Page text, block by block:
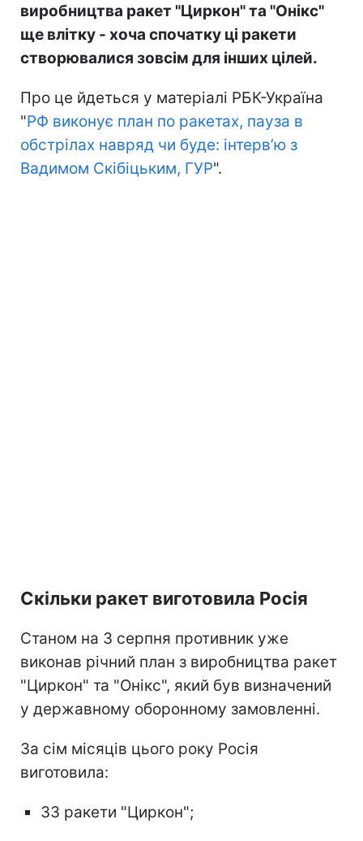
виробництва ракет "Циркон" та "Онікс"
ще влітку - хоча спочатку ці ракети
створювалися зовсім для інших цілей.
Про це йдеться у матеріалі РБК-Україна
"РФ виконує план по ракетах, пауза в
обстрілах навряд чи буде: інтервʼю з
Вадимом Скібіцьким, ГУР".
Скільки ракет виготовила Росія
Станом на 3 серпня противник уже
виконав річний план з виробництва ракет
"Циркон" та "Онікс", який був визначений
у державному оборонному замовленні.
За сім місяців цього року Росія
виготовила:
33 ракети "Циркон";